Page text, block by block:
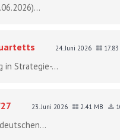
24. Juni 2026
in Strategie-...
23. Juni 2026 2.41 MB